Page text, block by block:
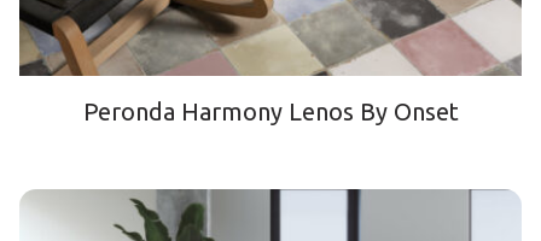
Peronda Harmony Lenos By Onset